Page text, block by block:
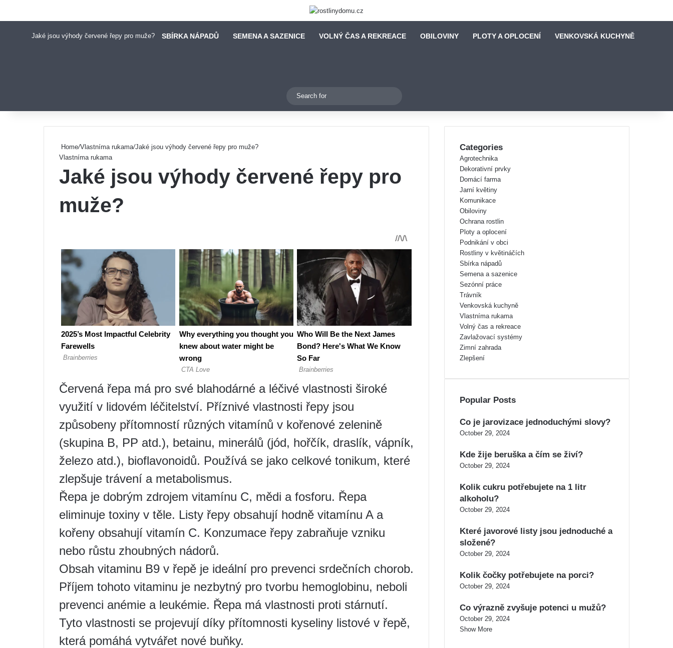
Jaké jsou výhody červené řepy pro muže? SBÍRKA NÁPADŮ SEMENA A SAZENICE VOLNÝ ČAS A REKREACE OBILOVINY PLOTY A OPLOCENÍ VENKOVSKÁ KUCHYNĚ
Switch skin
for
Home/Vlastníma rukama/Jaké jsou výhody červené řepy pro muže?
Vlastníma rukama
Jaké jsou výhody červené řepy pro
muže?
Červená řepa má pro své blahodárné a léčivé vlastnosti široké
využití v lidovém léčitelství. Příznivé vlastnosti řepy jsou
způsobeny přítomností různých vitamínů v kořenové zelenině
(skupina B, PP atd.), betainu, minerálů (jód, hořčík, draslík, vápník,
železo atd.), bioflavonoidů. Používá se jako celkové tonikum, které
zlepšuje trávení a metabolismus.
Řepa je dobrým zdrojem vitamínu C, mědi a fosforu. Řepa
eliminuje toxiny v těle. Listy řepy obsahují hodně vitamínu A a
kořeny obsahují vitamín C. Konzumace řepy zabraňuje vzniku
nebo růstu zhoubných nádorů.
Obsah vitaminu B9 v řepě je ideální pro prevenci srdečních chorob.
Příjem tohoto vitaminu je nezbytný pro tvorbu hemoglobinu, neboli
prevenci anémie a leukémie. Řepa má vlastnosti proti stárnutí.
Tyto vlastnosti se projevují díky přítomnosti kyseliny listové v řepě,
která pomáhá vytvářet nové buňky.
Categories
Agrotechnika
Dekorativní prvky
Domácí farma
Jarní květiny
Komunikace
Obiloviny
Ochrana rostlin
Ploty a oplocení
Podnikání v obci
Rostliny v květináčích
Sbírka nápadů
Semena a sazenice
Sezónní práce
Trávník
Venkovská kuchyně
Vlastníma rukama
Volný čas a rekreace
Zavlažovací systémy
Zimní zahrada
Zlepšení
Popular Posts
Co je jarovizace jednoduchými slovy?
October 29, 2024
Kde žije beruška a čím se živí?
October 29, 2024
Kolik cukru potřebujete na 1 litr
alkoholu?
October 29, 2024
Které javorové listy jsou jednoduché a
složené?
October 29, 2024
Kolik čočky potřebujete na porci?
October 29, 2024
Co výrazně zvyšuje potenci u mužů?
October 29, 2024
Show More